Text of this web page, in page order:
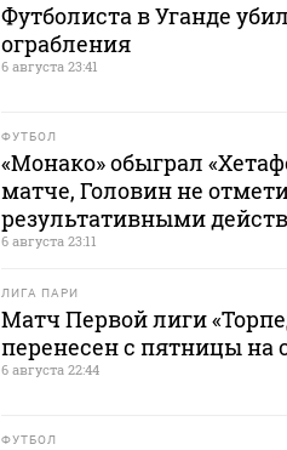
Футболиста в Уганде
ограбления
6 августа 23:41
ФУТБОЛ
«Монако» обыграл
матче, Головин не
результативными
6 августа 23:11
ЛИГА ПАРИ
Матч Первой лиги
перенесен с пятницы на
6 августа 22:44
ФУТБОЛ